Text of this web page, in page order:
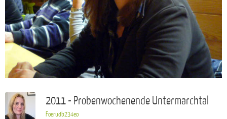
2011 - Probenwochenende Untermarchtal
Foerudb234eo